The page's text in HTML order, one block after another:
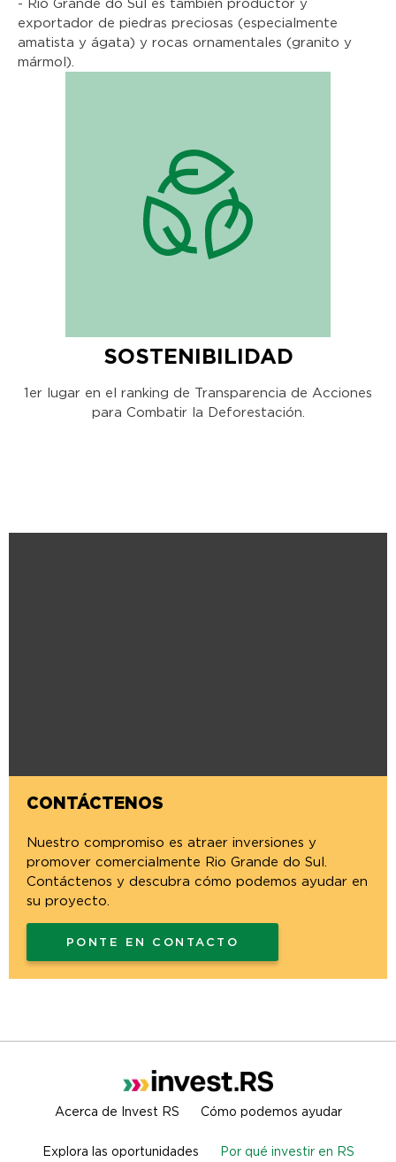
- Rio Grande do Sul es también productor y
exportador de piedras preciosas (especialmente
amatista y ágata) y rocas ornamentales (granito y
mármol).
SOSTENIBILIDAD
1er lugar en el ranking de Transparencia de Acciones
para Combatir la Deforestación.
CONTÁCTENOS
Nuestro compromiso es atraer inversiones y
promover comercialmente Rio Grande do Sul.
Contáctenos y descubra cómo podemos ayudar en
su proyecto.
PONTE EN CONTACTO
Acerca de Invest RS Cómo podemos ayudar
Explora las oportunidades Por qué investir en RS